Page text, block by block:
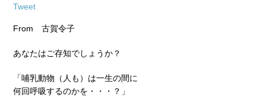
Tweet
From 古賀令子
あなたはご存知でしょうか？
「哺乳動物（人も）は一生の間に
何回呼吸するのかを・・・？」